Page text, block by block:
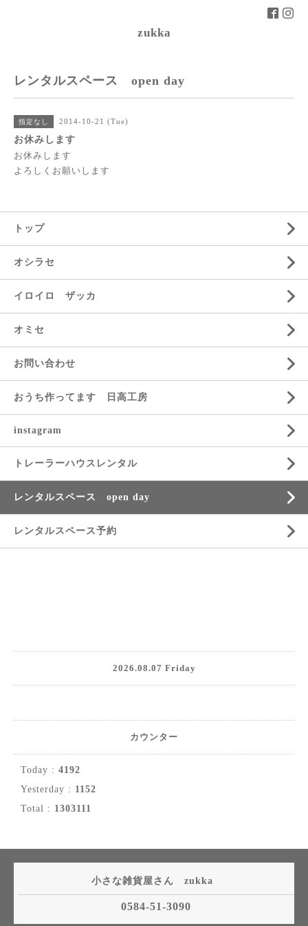
zukka
レンタルスペース open day
指定なし 2014-10-21 (Tue)
お休みします
お休みします
よろしくお願いします
トップ
オシラセ
イロイロ ザッカ
オミセ
お問い合わせ
おうち作ってます 日高工房
instagram
トレーラーハウスレンタル
レンタルスペース open day
レンタルスペース予約
2026.08.07 Friday
カウンター
Today : 4192
Yesterday : 1152
Total : 1303111
小さな雑貨屋さん zukka
0584-51-3090